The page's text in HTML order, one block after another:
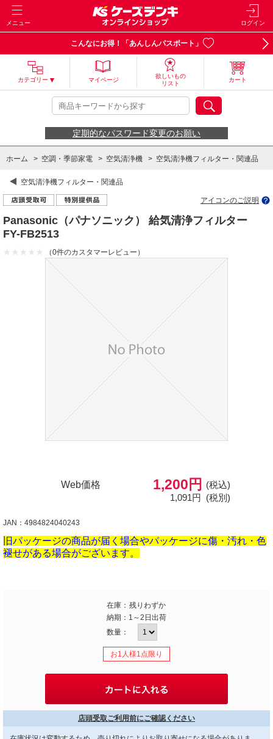
メニュー ログイン
こんなにお得！「あんしんパスポート」
カテゴリー マイページ
欲しいもの
リスト
カート
定期的なパスワード変更のお願い
ホーム > 空調・季節家電 > 空気清浄機 > 空気清浄機フィルター・関連品
空気清浄機フィルター・関連品
アイコンのご説明
Panasonic（パナソニック） 給気清浄フィルター
FY-FB2513
（0件のカスタマーレビュー）
Web価格 1,200円
(税込)
1,091円 (税別)
JAN：4984824040243
旧パッケージの商品が届く場合やパッケージに傷・汚れ・色
褪せがある場合がございます。
在庫： 残りわずか
納期： 1～2日出荷
数量：
お1人様1点限り
店頭受取ご利用前にご確認ください